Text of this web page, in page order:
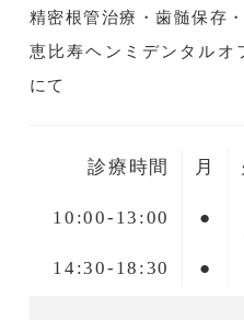
精密根管治療・歯髄保存
恵比寿ヘンミデンタルオ
にて
診療時間 月
10:00-13:00
●
14:30-18:30
●